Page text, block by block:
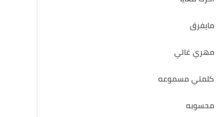
مايفرق
مهري غالي
كلمتي مسموعه
محسوبه